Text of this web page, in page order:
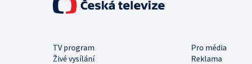
TV program
Pro média
Živé vysílání
Reklama